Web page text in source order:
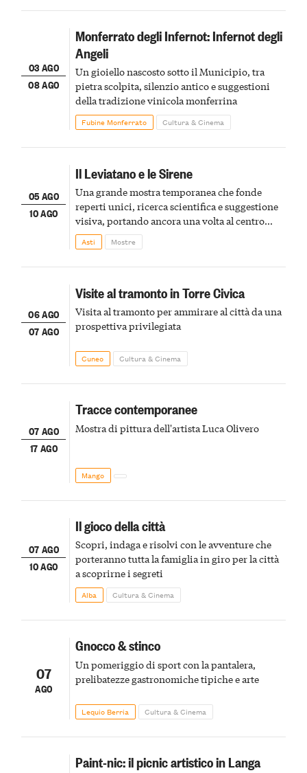
03 AGO
08 AGO
Monferrato degli Infernot: Infernot degli
Angeli
Un gioiello nascosto sotto il Municipio, tra
pietra scolpita, silenzio antico e suggestioni
della tradizione vinicola monferrina
Fubine Monferrato Cultura & Cinema
05 AGO
10 AGO
Il Leviatano e le Sirene
Una grande mostra temporanea che fonde
reperti unici, ricerca scientifica e suggestione
visiva, portando ancora una volta al centro
della scena le meraviglie del passato astigiano
Asti Mostre
06 AGO
07 AGO
Visite al tramonto in Torre Civica
Visita al tramonto per ammirare al città da una
prospettiva privilegiata
Cuneo Cultura & Cinema
07 AGO
17 AGO
Tracce contemporanee
Mostra di pittura dell'artista Luca Olivero
Mango
07 AGO
10 AGO
Il gioco della città
Scopri, indaga e risolvi con le avventure che
porteranno tutta la famiglia in giro per la città
a scoprirne i segreti
Alba Cultura & Cinema
07
AGO
Gnocco & stinco
Un pomeriggio di sport con la pantalera,
prelibatezze gastronomiche tipiche e arte
Lequio Berria Cultura & Cinema
Paint-nic: il picnic artistico in Langa